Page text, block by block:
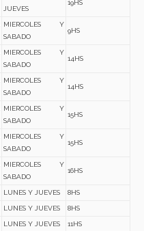
JUEVES
19HS
MIERCOLES Y
SABADO
9HS
MIERCOLES Y
SABADO
14HS
MIERCOLES Y
SABADO
14HS
MIERCOLES Y
SABADO
15HS
MIERCOLES Y
SABADO
15HS
MIERCOLES Y
SABADO
16HS
LUNES Y JUEVES 8HS
LUNES Y JUEVES 8HS
LUNES Y JUEVES 11HS